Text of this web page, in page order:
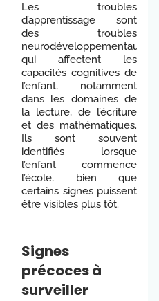
Les troubles
d’apprentissage sont
des troubles
neurodéveloppementaux
qui affectent les
capacités cognitives de
l’enfant, notamment
dans les domaines de
la lecture, de l’écriture
et des mathématiques.
Ils sont souvent
identifiés lorsque
l’enfant commence
l’école, bien que
certains signes puissent
être visibles plus tôt.
Signes
précoces à
surveiller